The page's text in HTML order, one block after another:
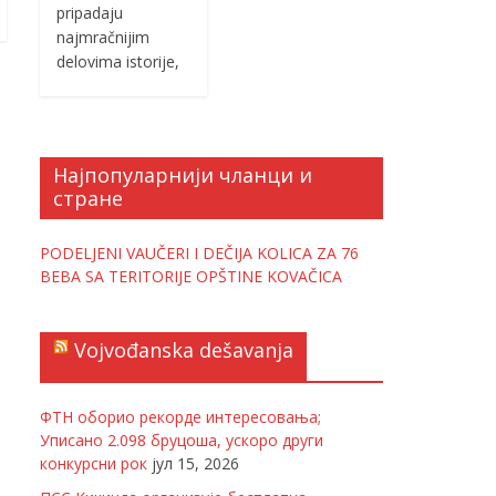
pripadaju
najmračnijim
delovima istorije,
Најпопуларнији чланци и
стране
PODELJENI VAUČERI I DEČIJA KOLICA ZA 76
BEBA SA TERITORIJE OPŠTINE KOVAČICA
Vojvođanska dešavanja
ФТН оборио рекорде интересовања;
Уписано 2.098 бруцоша, ускоро други
конкурсни рок јул 15, 2026